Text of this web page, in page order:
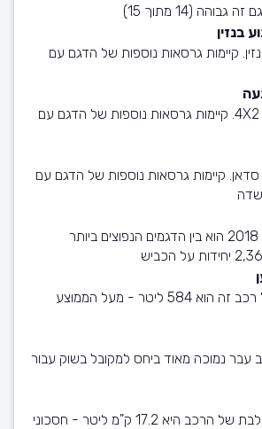
(14 מתוך 15)
בנזין
קיימות גרסאות נוספות של הדגם עם
רכב זה בעל הנעת 4X2. קיימות גרסאות נוספות של הדגם עם
קיימות גרסאות נוספות של הדגם עם
סקודה סופרב שנת 2018 הוא בין הדגמים הנפוצים ביותר
נפח תא המטען של רכב זה הוא 584 ליטר - מעל הממוצע
עבר נמוכה מאוד ביחס למקובל בשוק עבור
צריכת הדלק המשולבת של הרכב היא 17.2 ק"מ ליטר - חסכוני